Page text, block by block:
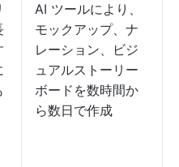
AI ツールにより、
モックアップ、ナ
レーション、ビジ
ュアルストーリー
ボードを数時間か
ら数日で作成